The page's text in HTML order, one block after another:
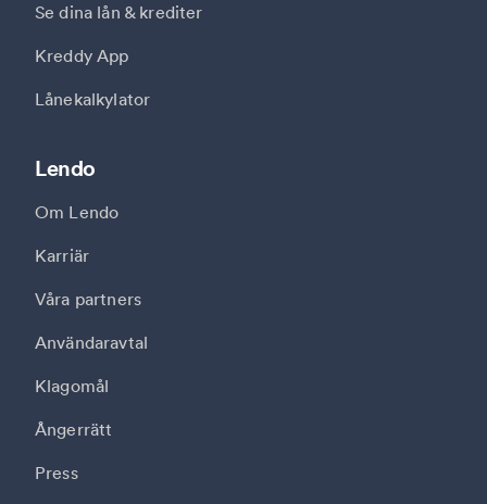
Se dina lån & krediter
Kreddy App
Lånekalkylator
Lendo
Om Lendo
Karriär
Våra partners
Användaravtal
Klagomål
Ångerrätt
Press